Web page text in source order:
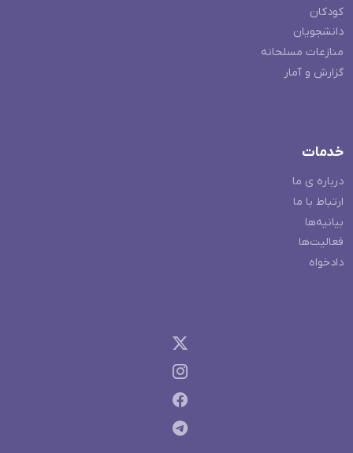
کودکان
دانشجویان
منازعات مسلحانه
گزارش و آمار
خدمات
درباره ی ما
ارتباط با ما
بیانیه‌ها
فعالیت‌ها
دادخواه